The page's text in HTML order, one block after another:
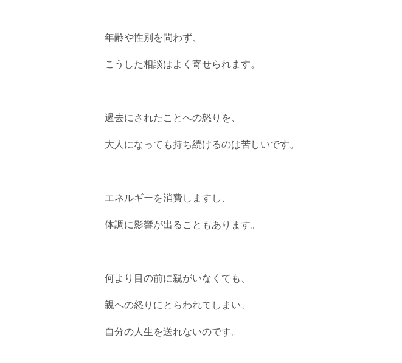
年齢や性別を問わず、
こうした相談はよく寄せられます。
過去にされたことへの怒りを、
大人になっても持ち続けるのは苦しいです。
エネルギーを消費しますし、
体調に影響が出ることもあります。
何より目の前に親がいなくても、
親への怒りにとらわれてしまい、
自分の人生を送れないのです。